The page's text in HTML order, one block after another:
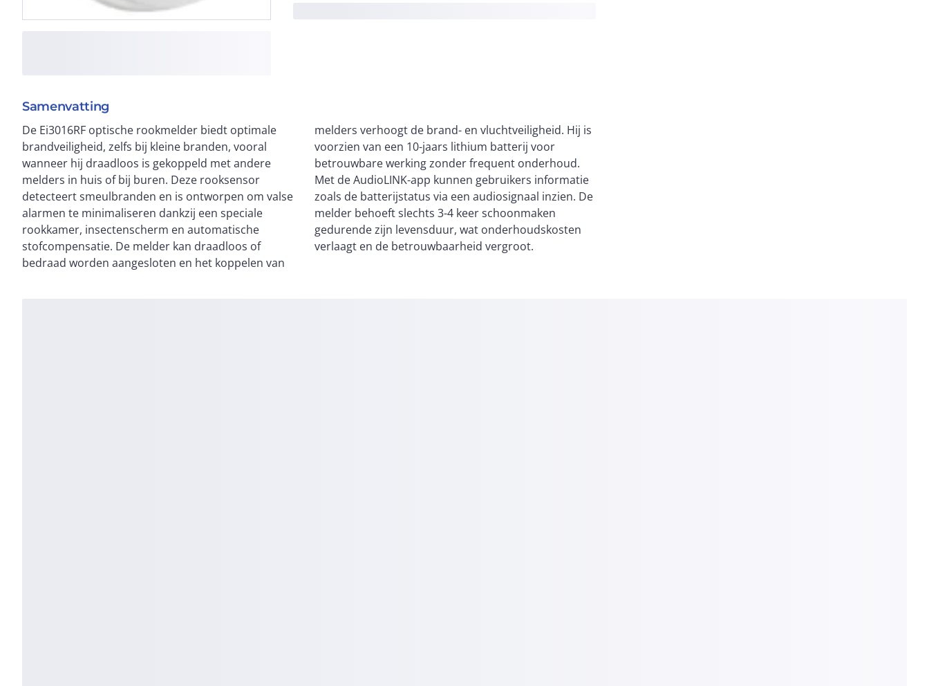
Samenvatting
De Ei3016RF optische rookmelder biedt optimale
brandveiligheid, zelfs bij kleine branden, vooral
wanneer hij draadloos is gekoppeld met andere
melders in huis of bij buren. Deze rooksensor
detecteert smeulbranden en is ontworpen om valse
alarmen te minimaliseren dankzij een speciale
rookkamer, insectenscherm en automatische
stofcompensatie. De melder kan draadloos of
bedraad worden aangesloten en het koppelen van
melders verhoogt de brand- en vluchtveiligheid. Hij is
voorzien van een 10-jaars lithium batterij voor
betrouwbare werking zonder frequent onderhoud.
Met de AudioLINK-app kunnen gebruikers informatie
zoals de batterijstatus via een audiosignaal inzien. De
melder behoeft slechts 3-4 keer schoonmaken
gedurende zijn levensduur, wat onderhoudskosten
verlaagt en de betrouwbaarheid vergroot.